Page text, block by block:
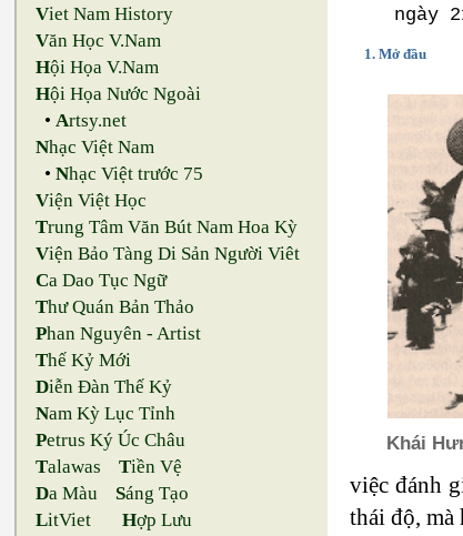
Viet Nam History
Văn Học V.Nam
Hội Họa V.Nam
Hội Họa Nước Ngoài
•Artsy.net
Nhạc Việt Nam
•Nhạc Việt trước 75
Viện Việt Học
Trung Tâm Văn Bút Nam Hoa Kỳ
Viện Bảo Tàng Di Sản Người Viêt
Ca Dao Tục Ngữ
Thư Quán Bản Thảo
Phan Nguyên - Artist
Thế Kỷ Mới
Diễn Đàn Thế Kỷ
Nam Kỳ Lục Tỉnh
Petrus Ký Úc Châu
Talawas Tiền Vệ
Da Màu Sáng Tạo
LitViet Hợp Lưu
ngày
1. Mở đầu
Khái
việc đánh
thái độ,